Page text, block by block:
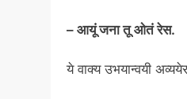
– आयूं जना तू ओतं रेस.
ये वाक्य उभयान्वयी